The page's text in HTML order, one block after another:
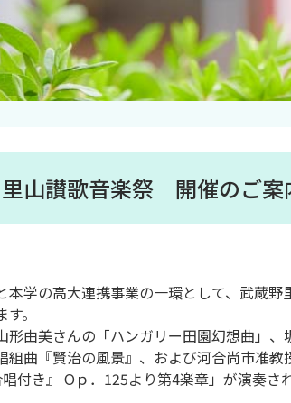
ロゴマーク・公式キ
ャラクター
山讃歌音楽祭 開催のご案
学の高大連携事業の一環として、武蔵
。
由美さんの「ハンガリー田園幻想曲」、
組曲『賢治の風景』、および河合尚市准教
付き』 Oｐ．125より第4楽章」が演奏され